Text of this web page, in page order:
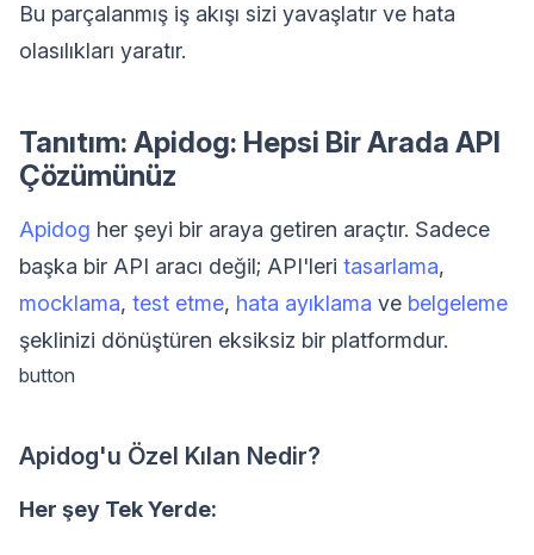
Bu parçalanmış iş akışı sizi yavaşlatır ve hata
olasılıkları yaratır.
Tanıtım: Apidog: Hepsi Bir Arada API
Çözümünüz
Apidog her şeyi bir araya getiren araçtır. Sadece
başka bir API aracı değil; API'leri tasarlama,
mocklama, test etme, hata ayıklama ve belgeleme
şeklinizi dönüştüren eksiksiz bir platformdur.
button
Apidog'u Özel Kılan Nedir?
Her şey Tek Yerde: